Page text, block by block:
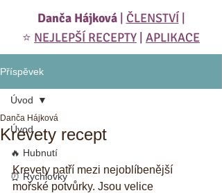
Danča Hájková| ČLENSTVÍ
⭐️ NEJLEPŠÍ RECEPTY APLIKACE
Příspěvek
Úvod
🔥 Hubnutí
⏰ Rychlovky
Úvod
Krevety recept
Danča Hájková
Krevety patří mezi nejoblíbenější
mořské potvůrky. Jsou velice